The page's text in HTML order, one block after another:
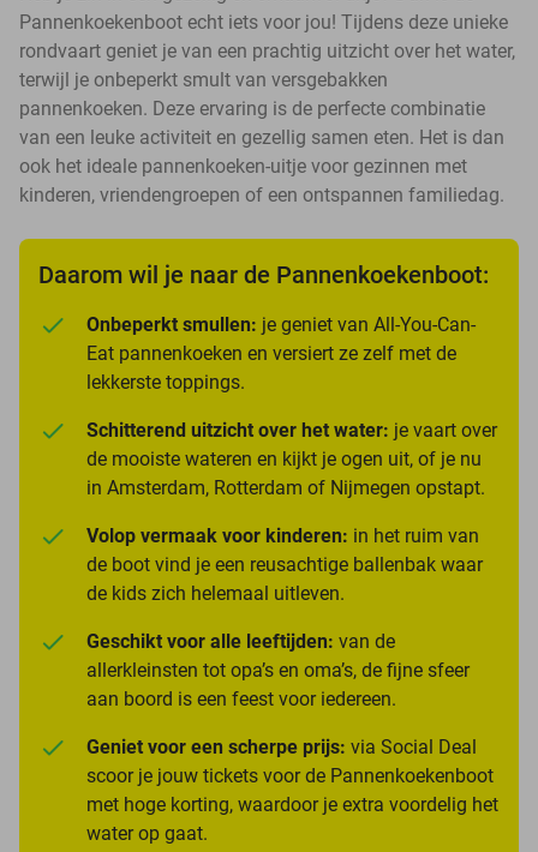
Pannenkoekenboot echt iets voor jou! Tijdens deze unieke
rondvaart geniet je van een prachtig uitzicht over het water,
terwijl je onbeperkt smult van versgebakken
pannenkoeken. Deze ervaring is de perfecte combinatie
van een leuke activiteit en gezellig samen eten. Het is dan
ook het ideale pannenkoeken-uitje voor gezinnen met
kinderen, vriendengroepen of een ontspannen familiedag.
Daarom wil je naar de Pannenkoekenboot:
Onbeperkt smullen: je geniet van All-You-Can-
Eat pannenkoeken en versiert ze zelf met de
lekkerste toppings.
Schitterend uitzicht over het water: je vaart over
de mooiste wateren en kijkt je ogen uit, of je nu
in Amsterdam, Rotterdam of Nijmegen opstapt.
Volop vermaak voor kinderen: in het ruim van
de boot vind je een reusachtige ballenbak waar
de kids zich helemaal uitleven.
Geschikt voor alle leeftijden: van de
allerkleinsten tot opa’s en oma’s, de fijne sfeer
aan boord is een feest voor iedereen.
Geniet voor een scherpe prijs: via Social Deal
scoor je jouw tickets voor de Pannenkoekenboot
met hoge korting, waardoor je extra voordelig het
water op gaat.